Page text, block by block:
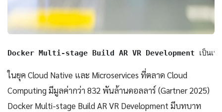
Docker Multi-stage Build AR VR Development เป็นเ
ในยุค Cloud Native และ Microservices ที่ตลาด Cloud
Computing มีมูลค่ากว่า 832 พันล้านดอลลาร์ (Gartner 2025)
Docker Multi-stage Build AR VR Development มีบทบาท